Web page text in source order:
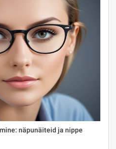
näpunäiteid ja nippe